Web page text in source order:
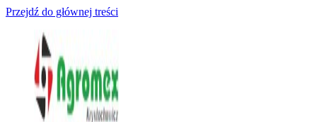
Przejdź do głównej treści